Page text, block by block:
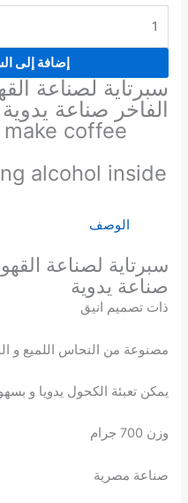
إضافة إلى
سبرتاية لصناعة
الفاخر صناعة يدوية
coffee
alcohol inside
الوصف
سبرتاية لصناعة
صناعة يدوية
ذات تصميم انيق
مصنوعة من النحاس اللميع و
يمكن تعبئة الكحول يدويا و
وزن 700 جرام
صناعة مصرية